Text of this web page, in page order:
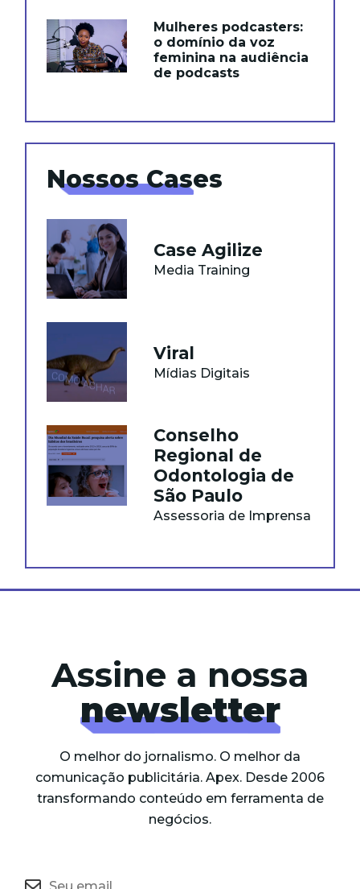
Mulheres podcasters:
o domínio da voz
feminina na audiência
de podcasts
Nossos Cases
Case Agilize
Media Training
Viral
Mídias Digitais
Conselho
Regional de
Odontologia de
São Paulo
Assessoria de Imprensa
Assine a nossa
newsletter
O melhor do jornalismo. O melhor da
comunicação publicitária. Apex. Desde 2006
transformando conteúdo em ferramenta de
negócios.